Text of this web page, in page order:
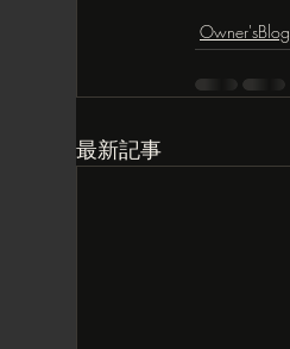
Owner'sBlog
最新記事